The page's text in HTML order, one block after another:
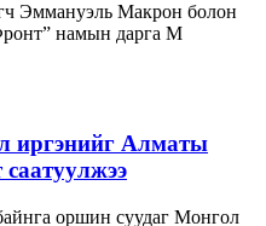
Эммануэль Макрон болон
намын дарга М
иргэнийг Алматы
оршин суудаг Монгол